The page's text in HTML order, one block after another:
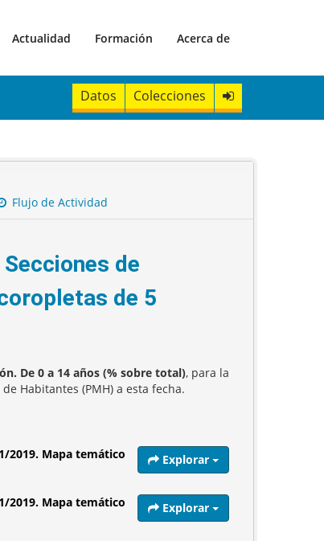
Actualidad Formación Acerca de
Datos Colecciones
Flujo de Actividad
de
de 5
De 0 a 14 años (% sobre total), para la
Habitantes (PMH) a esta fecha.
2019. Mapa temático
Explorar
2019. Mapa temático
Explorar